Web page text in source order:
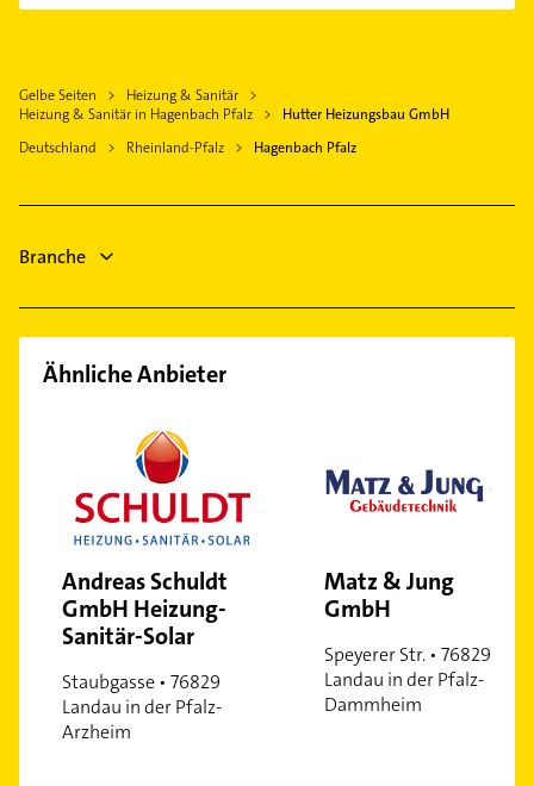
Karlsruhe
Herxheim bei Landau /Pfalz
Rülzheim
Rastatt
Billigheim-Ingenheim
Immobilienmakler
Zahnarzt
Physikalische Therapie
Krankengymnastik
Steuerberater
Gelbe Seiten
Heizung & Sanitär
Heizung & Sanitär in Hagenbach Pfalz
Hutter Heizungsbau GmbH
Deutschland
Rheinland-Pfalz Hagenbach Pfalz
Branche
Ähnliche Anbieter
Andreas Schuldt
GmbH Heizung-
Sanitär-Solar
Staubgasse • 76829
Landau in der Pfalz-
Arzheim
Matz & Jung
GmbH
Speyerer Str. • 76829
Landau in der Pfalz-
Dammheim